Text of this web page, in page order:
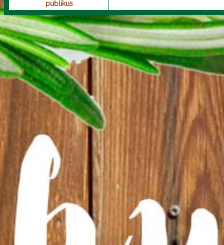
publikus